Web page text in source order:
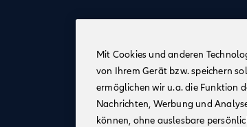
Mit Cookies und anderen
von Ihrem Gerät bzw. speichern
ermöglichen wir u.a. die Funktion
Nachrichten, Werbung und
können, ohne auslesbare